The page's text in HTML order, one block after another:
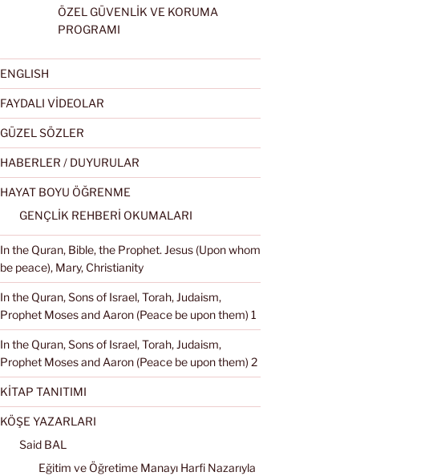
ÖZEL GÜVENLİK VE KORUMA
PROGRAMI
ENGLISH
FAYDALI VİDEOLAR
GÜZEL SÖZLER
HABERLER / DUYURULAR
HAYAT BOYU ÖĞRENME
GENÇLİK REHBERİ OKUMALARI
In the Quran, Bible, the Prophet. Jesus (Upon whom
be peace), Mary, Christianity
In the Quran, Sons of Israel, Torah, Judaism,
Prophet Moses and Aaron (Peace be upon them) 1
In the Quran, Sons of Israel, Torah, Judaism,
Prophet Moses and Aaron (Peace be upon them) 2
KİTAP TANITIMI
KÖŞE YAZARLARI
Said BAL
Eğitim ve Öğretime Manayı Harfi Nazarıyla